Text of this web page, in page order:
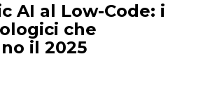
AI al Low-Code: i
che
il 2025